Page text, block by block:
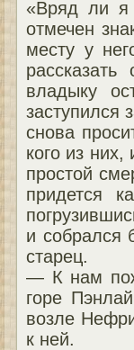
«Вряд ли я
отмечен
месту у
владыку
заступился
снова
кого из
простой
придется
и собрался
старец.
— К нам
горе
возле
к ней.